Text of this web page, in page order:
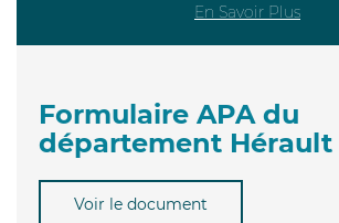
En Savoir Plus
Formulaire APA du
département Hérault
Voir le document